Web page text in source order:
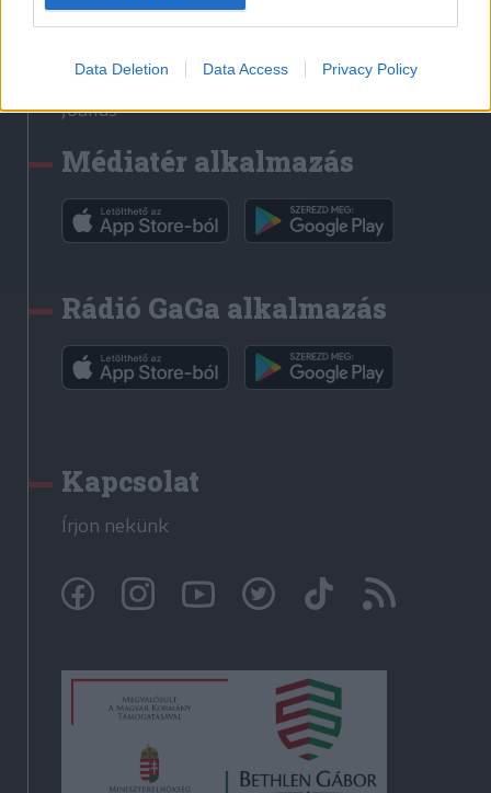
Data Deletion Data Access Privacy Policy
Főtér
Rádió GaGa
Jóállás
Médiatér alkalmazás
Rádió GaGa alkalmazás
Kapcsolat
Írjon nekünk